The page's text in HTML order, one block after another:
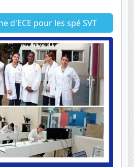
d'ECE pour les spé SVT